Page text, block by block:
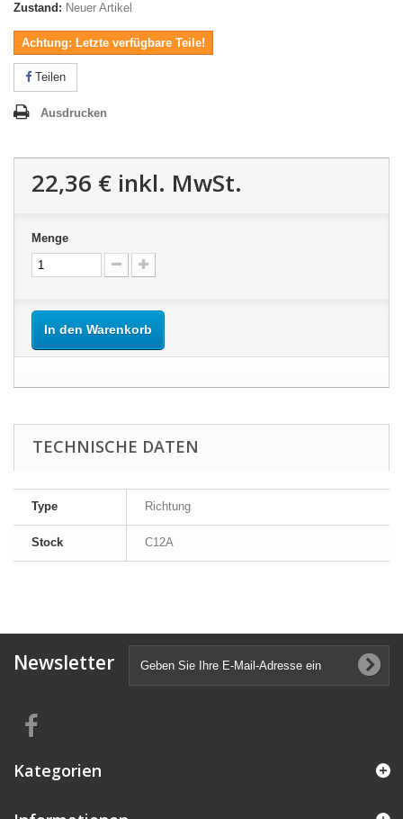
Zustand: Neuer Artikel
Achtung: Letzte verfügbare Teile!
Teilen
Ausdrucken
22,36 € inkl. MwSt.
Menge
In den Warenkorb
TECHNISCHE DATEN
Type Richtung
Stock C12A
Newsletter
Kategorien